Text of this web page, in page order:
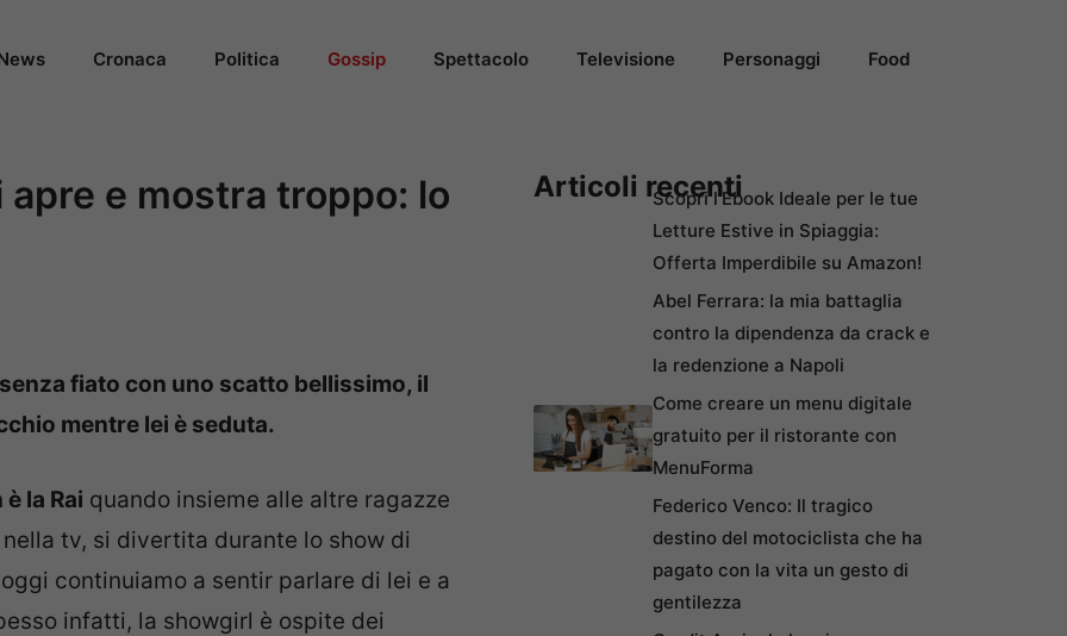
Cronaca Politica Gossip Spettacolo Televisione Personaggi Food
apre e mostra troppo: lo
fiato con uno scatto bellissimo, il
mentre lei è seduta.
è la Rai quando insieme alle altre ragazze
tv, si divertita durante lo show di
continuiamo a sentir parlare di lei e a
infatti, la showgirl è ospite dei
Articoli recentiScopri l’Ebook Ideale per le tue
Letture Estive in Spiaggia:
Offerta Imperdibile su Amazon!
Abel Ferrara: la mia battaglia
contro la dipendenza da crack e
la redenzione a Napoli
Come creare un menu digitale
gratuito per il ristorante con
MenuForma
Federico Venco: Il tragico
destino del motociclista che ha
pagato con la vita un gesto di
gentilezza